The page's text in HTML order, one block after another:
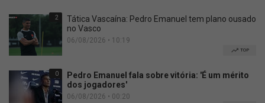
2
Tática Vascaína: Pedro Emanuel tem plano ousado
no Vasco
06/08/2026 • 10:19
TOP
0
Pedro Emanuel fala sobre vitória: 'É um mérito
dos jogadores'
06/08/2026 • 00:20